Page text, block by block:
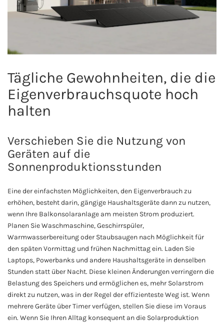
Tägliche Gewohnheiten, die die
Eigenverbrauchsquote hoch
halten
Verschieben Sie die Nutzung von
Geräten auf die
Sonnenproduktionsstunden
Eine der einfachsten Möglichkeiten, den Eigenverbrauch zu
erhöhen, besteht darin, gängige Haushaltsgeräte dann zu nutzen,
wenn Ihre Balkonsolaranlage am meisten Strom produziert.
Planen Sie Waschmaschine, Geschirrspüler,
Warmwasserbereitung oder Staubsaugen nach Möglichkeit für
den späten Vormittag und frühen Nachmittag ein. Laden Sie
Laptops, Powerbanks und andere Haushaltsgeräte in denselben
Stunden statt über Nacht. Diese kleinen Änderungen verringern die
Belastung des Speichers und ermöglichen es, mehr Solarstrom
direkt zu nutzen, was in der Regel der effizienteste Weg ist. Wenn
mehrere Geräte über Timer verfügen, stellen Sie diese im Voraus
ein. Wenn Sie Ihren Alltag konsequent an die Solarproduktion